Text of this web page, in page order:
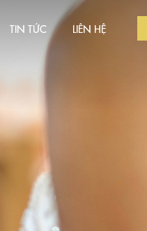
TIN TỨC LIÊN HỆ